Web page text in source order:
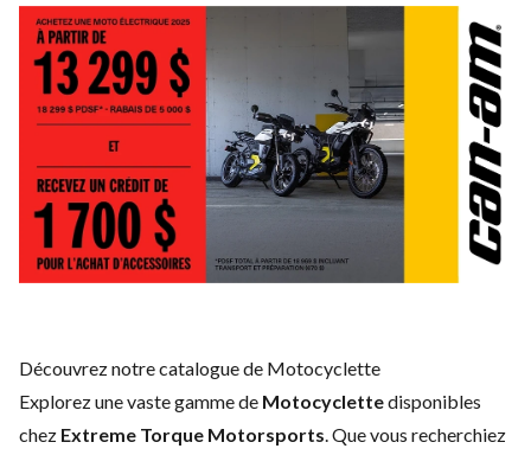
Découvrez notre catalogue de Motocyclette
Explorez une vaste gamme de Motocyclettedisponibles
chez Extreme Torque Motorsports. Que vous recherchiez